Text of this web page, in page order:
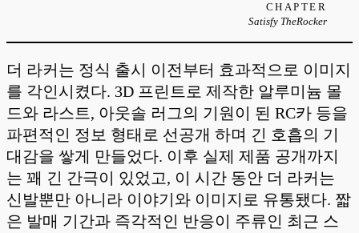
CHAPTER
Satisfy TheRocker
더 라커는 정식 출시 이전부터 효과적으로 이미지
를 각인시켰다. 3D 프린트로 제작한 알루미늄 몰
드와 라스트, 아웃솔 러그의 기원이 된 RC카 등을
파편적인 정보 형태로 선공개 하며 긴 호흡의 기
대감을 쌓게 만들었다. 이후 실제 제품 공개까지
는 꽤 긴 간극이 있었고, 이 시간 동안 더 라커는
신발뿐만 아니라 이야기와 이미지로 유통됐다. 짧
은 발매 기간과 즉각적인 반응이 주류인 최근 스